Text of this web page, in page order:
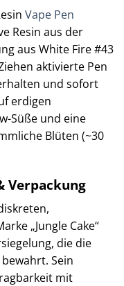
Vape Pen
Resin aus der
aus White Fire #43
aktivierte Pen
und sofort
erdigen
Süße und eine
Blüten (~30
Verpackung
„Jungle Cake“
die die
Sein
mit